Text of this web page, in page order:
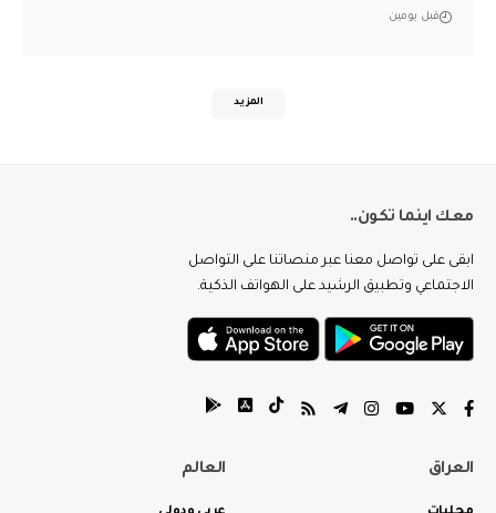
قبل يومين
المزيد
معك اينما تكون..
ابقى على تواصل معنا عبر منصاتنا على التواصل
الاجتماعي وتطبيق الرشيد على الهواتف الذكية.
العراق العالم